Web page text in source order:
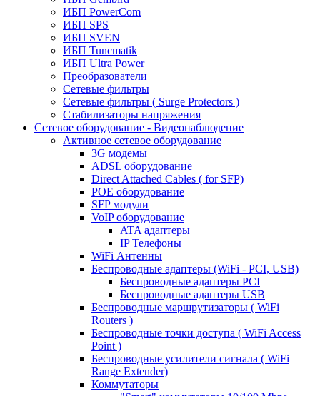
ИБП PowerCom
ИБП SPS
ИБП SVEN
ИБП Tuncmatik
ИБП Ultra Power
Преобразователи
Сетевые фильтры
Сетевые фильтры ( Surge Protectors )
Стабилизаторы напряжения
Сетевое оборудование - Видеонаблюдение
Активное сетевое оборудование
3G модемы
ADSL оборудование
Direct Attached Cables ( for SFP)
POE оборудование
SFP модули
VoIP оборудование
ATA адаптеры
IP Телефоны
WiFi Антенны
Беспроводные адаптеры (WiFi - PCI, USB)
Беспроводные адаптеры PCI
Беспроводные адаптеры USB
Беспроводные маршрутизаторы ( WiFi
Routers )
Беспроводные точки доступа ( WiFi Access
Point )
Беспроводные усилители сигнала ( WiFi
Range Extender)
Коммутаторы